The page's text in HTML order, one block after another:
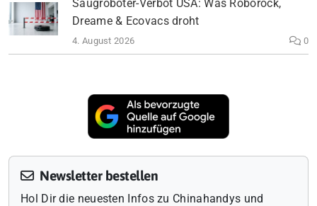
Saugroboter-Verbot USA: Was Roborock,
Dreame & Ecovacs droht
4. August 2026 0
Newsletter bestellen
Hol Dir die neuesten Infos zu Chinahandys und